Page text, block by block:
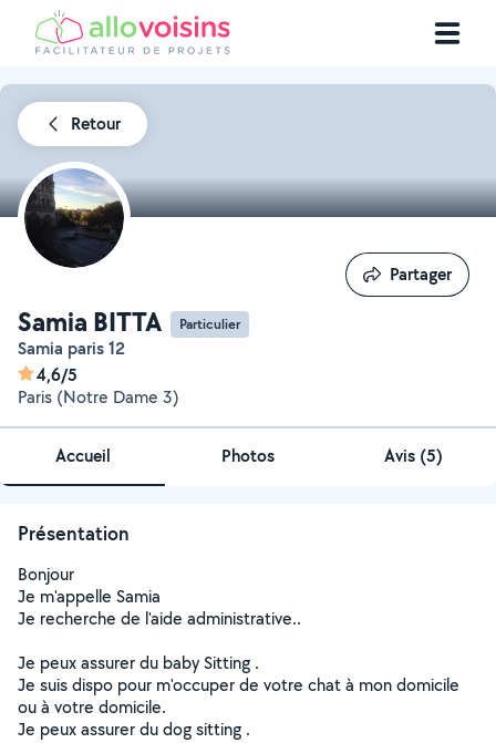
Retour
Samia BITTA Particulier
Samia paris 12
4,6/5
Paris (Notre Dame 3)
Partager
Partager
Accueil Photos Avis (5)
Présentation
Bonjour
Je m'appelle Samia
Je recherche de l'aide administrative..
Je peux assurer du baby Sitting .
Je suis dispo pour m'occuper de votre chat à mon domicile
ou à votre domicile.
Je peux assurer du dog sitting .